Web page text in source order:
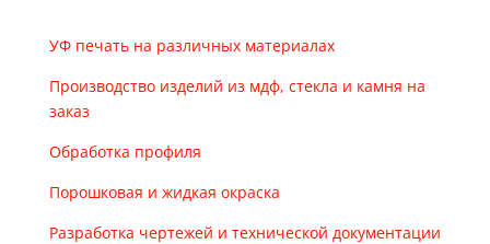
УФ печать на различных материалах
Производство изделий из мдф, стекла и камня на
заказ
Обработка профиля
Порошковая и жидкая окраска
Разработка чертежей и технической документации